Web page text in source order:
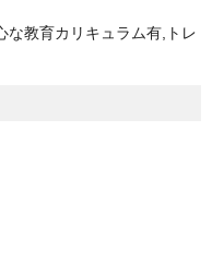
な教育カリキュラム有,トレ